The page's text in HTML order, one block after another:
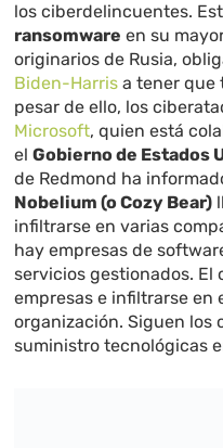
los ciberdelincuentes.
ransomware en su
originarios de Rusia,
Biden-Harris a tener que
pesar de ello, los
Microsoft, quien está
elGobierno de Estados
de Redmond ha
Nobelium (o Cozy Bear)
infiltrarse en varias
hay empresas de
servicios gestionados. El
empresas e infiltrarse en
organización. Siguen los
suministro tecnológicas